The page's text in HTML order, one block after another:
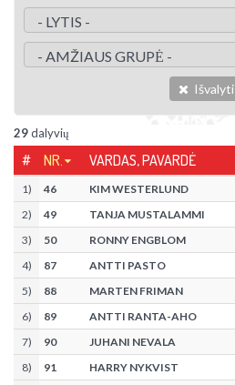
Išvalyti
29dalyvių
# NR. VARDAS, PAVARDĖ
1) 46
KIM WESTERLUND
2) 49
TANJA MUSTALAMMI
3) 50
RONNY ENGBLOM
4) 87
ANTTI PASTO
5) 88
MARTEN FRIMAN
6) 89
ANTTI RANTA-AHO
7) 90
JUHANI NEVALA
8) 91
HARRY NYKVIST